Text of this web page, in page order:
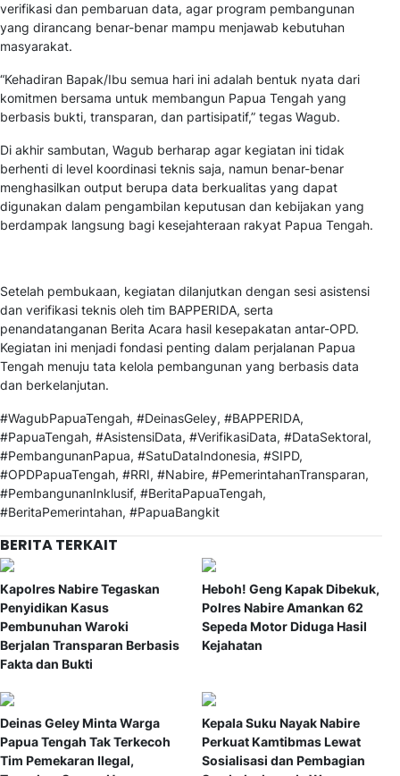
verifikasi dan pembaruan data, agar program pembangunan
yang dirancang benar-benar mampu menjawab kebutuhan
masyarakat.
“Kehadiran Bapak/Ibu semua hari ini adalah bentuk nyata dari
komitmen bersama untuk membangun Papua Tengah yang
berbasis bukti, transparan, dan partisipatif,” tegas Wagub.
Di akhir sambutan, Wagub berharap agar kegiatan ini tidak
berhenti di level koordinasi teknis saja, namun benar-benar
menghasilkan output berupa data berkualitas yang dapat
digunakan dalam pengambilan keputusan dan kebijakan yang
berdampak langsung bagi kesejahteraan rakyat Papua Tengah.
Setelah pembukaan, kegiatan dilanjutkan dengan sesi asistensi
dan verifikasi teknis oleh tim BAPPERIDA, serta
penandatanganan Berita Acara hasil kesepakatan antar-OPD.
Kegiatan ini menjadi fondasi penting dalam perjalanan Papua
Tengah menuju tata kelola pembangunan yang berbasis data
dan berkelanjutan.
#WagubPapuaTengah, #DeinasGeley, #BAPPERIDA,
#PapuaTengah, #AsistensiData, #VerifikasiData, #DataSektoral,
#PembangunanPapua, #SatuDataIndonesia, #SIPD,
#OPDPapuaTengah, #RRI, #Nabire, #PemerintahanTransparan,
#PembangunanInklusif, #BeritaPapuaTengah,
#BeritaPemerintahan, #PapuaBangkit
BERITA TERKAIT
Kapolres Nabire Tegaskan
Penyidikan Kasus
Pembunuhan Waroki
Berjalan Transparan Berbasis
Fakta dan Bukti
Heboh! Geng Kapak Dibekuk,
Polres Nabire Amankan 62
Sepeda Motor Diduga Hasil
Kejahatan
Deinas Geley Minta Warga
Papua Tengah Tak Terkecoh
Tim Pemekaran Ilegal,
Kepala Suku Nayak Nabire
Perkuat Kamtibmas Lewat
Sosialisasi dan Pembagian